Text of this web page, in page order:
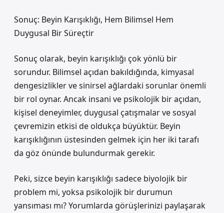
Sonuç: Beyin Karışıklığı, Hem Bilimsel Hem
Duygusal Bir Süreçtir
Sonuç olarak, beyin karışıklığı çok yönlü bir
sorundur. Bilimsel açıdan bakıldığında, kimyasal
dengesizlikler ve sinirsel ağlardaki sorunlar önemli
bir rol oynar. Ancak insani ve psikolojik bir açıdan,
kişisel deneyimler, duygusal çatışmalar ve sosyal
çevremizin etkisi de oldukça büyüktür. Beyin
karışıklığının üstesinden gelmek için her iki tarafı
da göz önünde bulundurmak gerekir.
Peki, sizce beyin karışıklığı sadece biyolojik bir
problem mi, yoksa psikolojik bir durumun
yansıması mı? Yorumlarda görüşlerinizi paylaşarak